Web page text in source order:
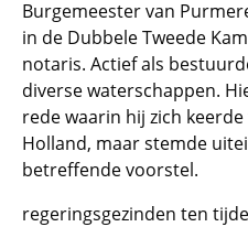
Burgemeester van
in de Dubbele Tweede
notaris. Actief als
diverse waterschappen.
rede waarin hij zich
Holland, maar stemde
betreffende voorstel.
regeringsgezinden ten